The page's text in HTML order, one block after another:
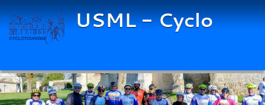
USML - Cyclo
Panneau de gestion des cookies